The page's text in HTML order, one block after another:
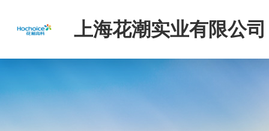
上海花潮实业有限公司